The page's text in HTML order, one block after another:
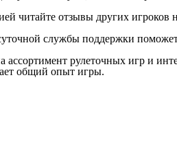
читайте отзывы других
службы поддержки
рулеточных игр и
общий опыт игры.